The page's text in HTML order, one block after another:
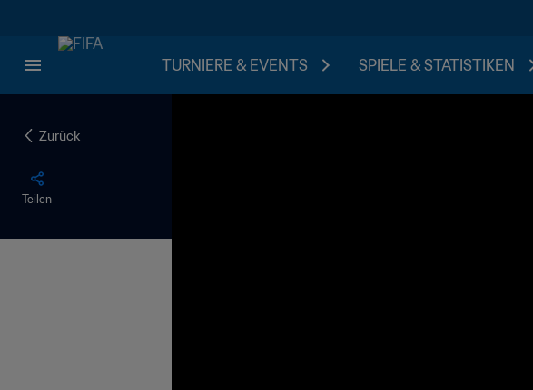
TURNIERE & EVENTS SPIELE & STATISTIKEN
Zurück
Teilen